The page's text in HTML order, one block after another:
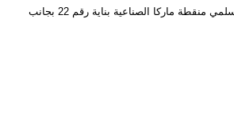
العنوان: شارع عتبة السلمي منقطة ماركا الصناعية بناية رقم 22 بجانب